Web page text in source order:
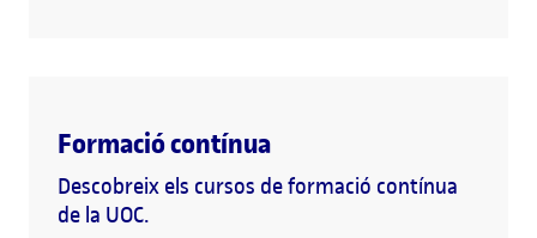
Formació contínua
Descobreix els cursos de formació contínua
de la UOC.